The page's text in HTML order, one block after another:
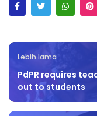
Lebih lama
PdPR requires
out to students